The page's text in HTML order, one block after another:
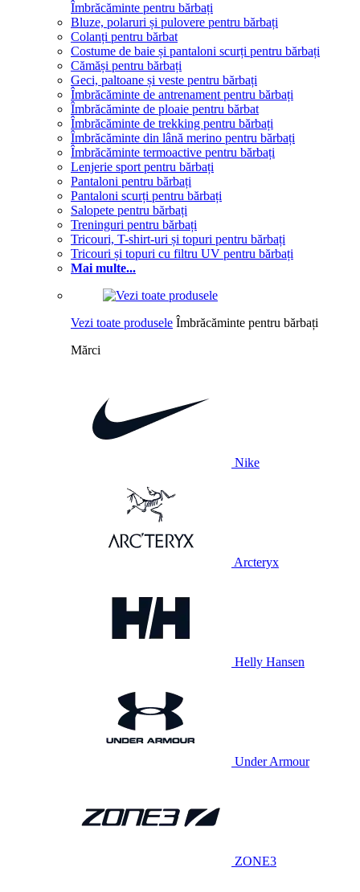
Îmbrăcăminte pentru bărbați
Bluze, polaruri și pulovere pentru bărbați
Colanți pentru bărbat
Costume de baie și pantaloni scurți pentru bărbați
Cămăși pentru bărbați
Geci, paltoane și veste pentru bărbați
Îmbrăcăminte de antrenament pentru bărbați
Îmbrăcăminte de ploaie pentru bărbat
Îmbrăcăminte de trekking pentru bărbați
Îmbrăcăminte din lână merino pentru bărbați
Îmbrăcăminte termoactive pentru bărbați
Lenjerie sport pentru bărbați
Pantaloni pentru bărbați
Pantaloni scurți pentru bărbați
Salopete pentru bărbați
Treninguri pentru bărbați
Tricouri, T-shirt-uri și topuri pentru bărbați
Tricouri și topuri cu filtru UV pentru bărbați
Mai multe...
Vezi toate produsele Îmbrăcăminte pentru bărbați
Mărci
Nike
Arcteryx
Helly Hansen
Under Armour
ZONE3